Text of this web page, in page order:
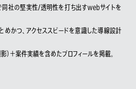
同社の堅実性/透明性を打ち出すwebサイトを
かつ、アクセススピードを意識した導線設計
）＋案件実績を含めたプロフィールを掲載。